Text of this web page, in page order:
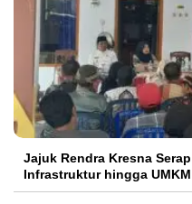
Jajuk Rendra Kresna
Infrastruktur hingga